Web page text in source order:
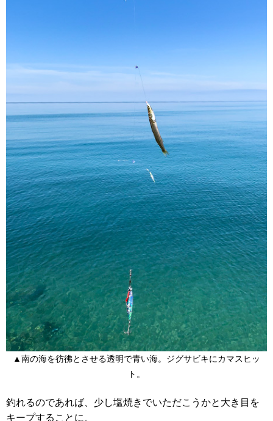
▲南の海を彷彿とさせる透明で青い海。ジグサビキにカマスヒッ
ト。
釣れるのであれば、少し塩焼きでいただこうかと大き目を
キープすることに。